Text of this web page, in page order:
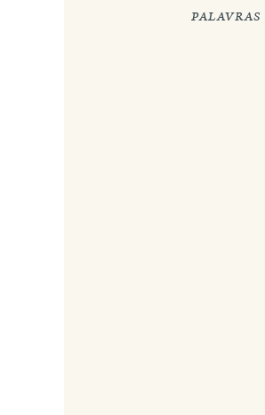
palavras